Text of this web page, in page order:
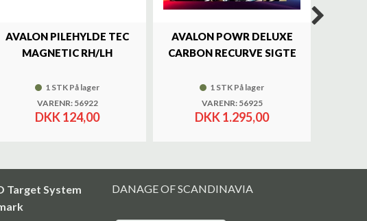
AVALON PILEHYLDE TEC
MAGNETIC RH/LH
1 STK På lager
VARENR: 56922
DKK 124,00
AVALON POWR DELUXE
CARBON RECURVE SIGTE
1 STK På lager
VARENR: 56925
DKK 1.295,00
Target System
DANAGE OF SCANDINAVIA